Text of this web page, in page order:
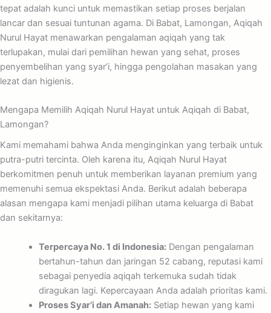
tepat adalah kunci untuk memastikan setiap proses berjalan
lancar dan sesuai tuntunan agama. Di Babat, Lamongan, Aqiqah
Nurul Hayat menawarkan pengalaman aqiqah yang tak
terlupakan, mulai dari pemilihan hewan yang sehat, proses
penyembelihan yang syar’i, hingga pengolahan masakan yang
lezat dan higienis.
Mengapa Memilih Aqiqah Nurul Hayat untuk Aqiqah di Babat,
Lamongan?
Kami memahami bahwa Anda menginginkan yang terbaik untuk
putra-putri tercinta. Oleh karena itu, Aqiqah Nurul Hayat
berkomitmen penuh untuk memberikan layanan premium yang
memenuhi semua ekspektasi Anda. Berikut adalah beberapa
alasan mengapa kami menjadi pilihan utama keluarga di Babat
dan sekitarnya:
Terpercaya No. 1 di Indonesia:Dengan pengalaman
bertahun-tahun dan jaringan 52 cabang, reputasi kami
sebagai penyedia aqiqah terkemuka sudah tidak
diragukan lagi. Kepercayaan Anda adalah prioritas kami.
Proses Syar’i dan Amanah:Setiap hewan yang kami